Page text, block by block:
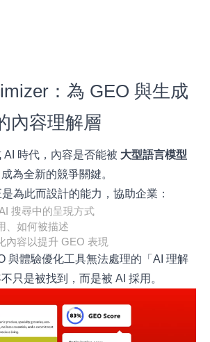
：為 GEO 與生成
內容理解層
時代，內容是否能被 大型語言模型
成為全新的競爭關鍵。
是為此而設計的能力，協助企業：
搜尋中的呈現方式
、如何被描述
內容以提升 GEO 表現
與體驗優化工具無法處理的「AI 理解
只是被找到，而是被 AI 採用。